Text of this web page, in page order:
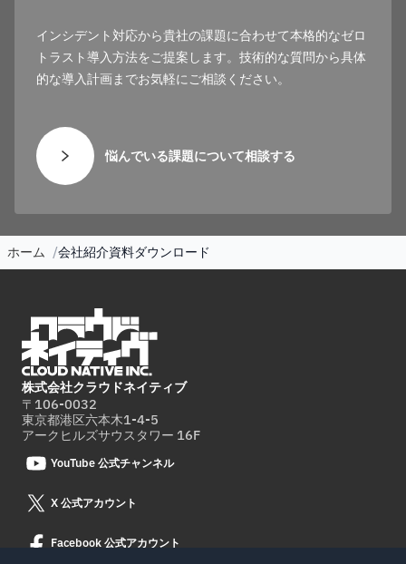
インシデント対応から貴社の課題に合わせて本格的なゼロ
トラスト導入方法をご提案します。技術的な質問から具体
的な導入計画までお気軽にご相談ください。
悩んでいる課題について相談する
ホーム 会社紹介資料ダウンロード
株式会社クラウドネイティブ
〒106-0032
東京都港区六本木1-4-5
アークヒルズサウスタワー 16F
YouTube 公式チャンネル
X 公式アカウント
Facebook 公式アカウント